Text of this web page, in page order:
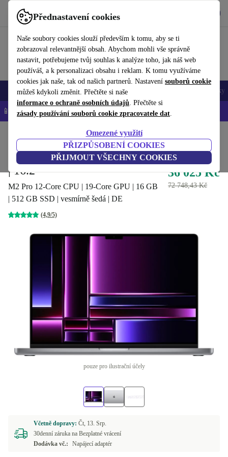
Přednastavení cookies
Naše soubory cookies slouží především k tomu, aby se ti
zobrazoval relevantnější obsah. Abychom mohli vše správně
nastavit, potřebujeme tvůj souhlas k analýze toho, jak náš web
používáš, a k personalizaci obsahu i reklam. K tomu využíváme
cookies jak naše, tak od našich partnerů. Nastavení souborů cookie
můžeš kdykoli změnit. Přečtěte si naše
informace o ochraně osobních údajů. Přečtěte si
zásady používání souborů cookie zpracovatele dat.
Omezené využití
PŘIZPŮSOBENÍ COOKIES
PŘIJMOUT VŠECHNY COOKIES
Používejte refurbed rychle a snadno
Mobily a smartphony Notebooky Tablety Doplňky
📱 -5 % NAVÍC na všechny iPhony – kód: IPHONEDEAL-
Notebooky MacBooky
Apple MacBook Pro 2023 M2
| 16.2"
M2 Pro 12-Core CPU | 19-Core GPU | 16 GB
| 512 GB SSD | vesmírně šedá | DE
(4,9/5)
36 025 Kč
72 748,43 Kč
pouze pro ilustrační účely
Včetně dopravy: Čt, 13. Srp.
30denní záruka na Bezplatné vrácení
Dodávka vč.:
Napájecí adaptér